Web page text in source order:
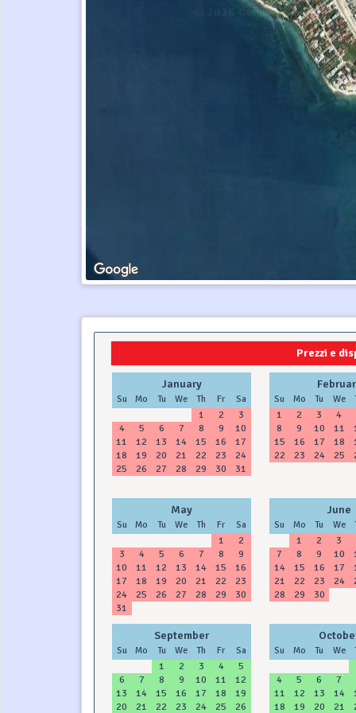
Prezzi e
January
Su Mo Tu We Th Fr Sa
1 2
3
4
5 6 7 8 9
10
11
12 13 14 15 16
17
18
19 20 21 22 23
24
25
26 27 28 29 30 31
Su Mo Tu We
1 2 3
4
8
9 10 11
15
16 17 18
22
23 24 25
May
Su Mo Tu We Th Fr Sa
1
2
3
4 5 6 7 8
9
10
11 12 13 14 15
16
17
18 19 20 21 22
23
24
25 26 27 28 29
30
31
June
Su Mo Tu We
1 2
3
7
8 9 10
14
15 16 17
21
22 23 24
28
29 30
September
Su Mo Tu We Th Fr Sa
1 2 3 4
5
6
7 8 9 10 11
12
13
14 15 16 17 18
19
20
21 22 23 24 25 26
Su Mo Tu We
4 5 6
7
11
12 13 14
18
19 20 21